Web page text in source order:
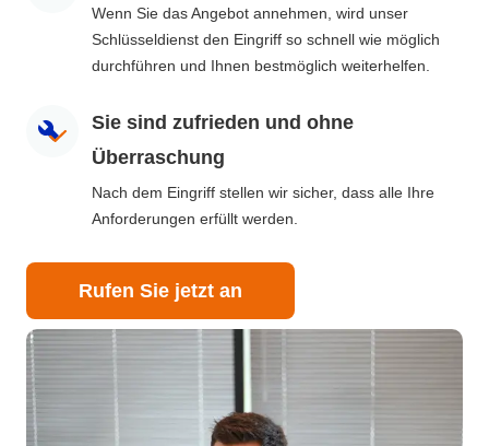
Wenn Sie das Angebot annehmen, wird unser
Schlüsseldienst den Eingriff so schnell wie möglich
durchführen und Ihnen bestmöglich weiterhelfen.
Sie sind zufrieden und ohne
Überraschung
Nach dem Eingriff stellen wir sicher, dass alle Ihre
Anforderungen erfüllt werden.
Rufen Sie jetzt an